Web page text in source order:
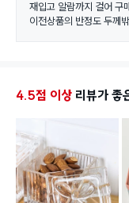
재입고 알람까지 걸어 구
이전상품의 반정도 두께
4.5점 이상 리뷰가 좋